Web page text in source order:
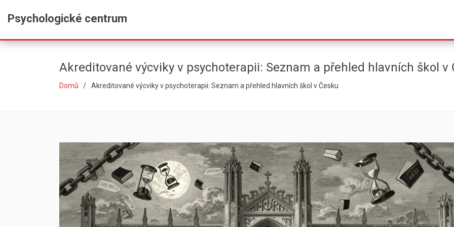
Psychologické centrum
Akreditované výcviky v psychoterapii: Seznam a přehled hlavních škol v
Domů Akreditované výcviky v psychoterapii: Seznam a přehled hlavních škol v Česku